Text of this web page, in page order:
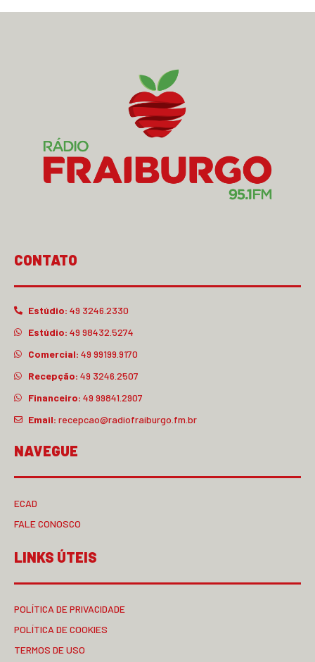
CONTATO
Estúdio: 49 3246.2330
Estúdio: 49 98432.5274
Comercial: 49 99199.9170
Recepção: 49 3246.2507
Financeiro: 49 99841.2907
Email: recepcao@radiofraiburgo.fm.br
NAVEGUE
ECAD
FALE CONOSCO
LINKS ÚTEIS
POLÍTICA DE PRIVACIDADE
POLÍTICA DE COOKIES
TERMOS DE USO